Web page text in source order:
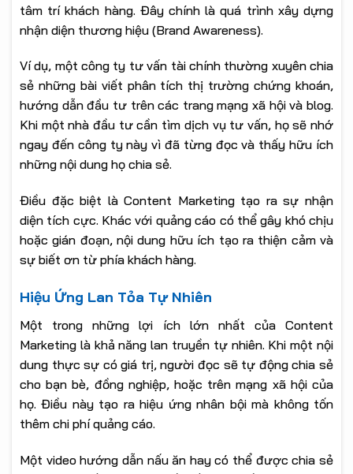
tâm trí khách hàng. Đây chính là quá trình xây dựng
nhận diện thương hiệu (Brand Awareness).
Ví dụ, một công ty tư vấn tài chính thường xuyên chia
sẻ những bài viết phân tích thị trường chứng khoán,
hướng dẫn đầu tư trên các trang mạng xã hội và blog.
Khi một nhà đầu tư cần tìm dịch vụ tư vấn, họ sẽ nhớ
ngay đến công ty này vì đã từng đọc và thấy hữu ích
những nội dung họ chia sẻ.
Điều đặc biệt là Content Marketing tạo ra sự nhận
diện tích cực. Khác với quảng cáo có thể gây khó chịu
hoặc gián đoạn, nội dung hữu ích tạo ra thiện cảm và
sự biết ơn từ phía khách hàng.
Hiệu Ứng Lan Tỏa Tự Nhiên
Một trong những lợi ích lớn nhất của Content
Marketing là khả năng lan truyền tự nhiên. Khi một nội
dung thực sự có giá trị, người đọc sẽ tự động chia sẻ
cho bạn bè, đồng nghiệp, hoặc trên mạng xã hội của
họ. Điều này tạo ra hiệu ứng nhân bội mà không tốn
thêm chi phí quảng cáo.
Một video hướng dẫn nấu ăn hay có thể được chia sẻ